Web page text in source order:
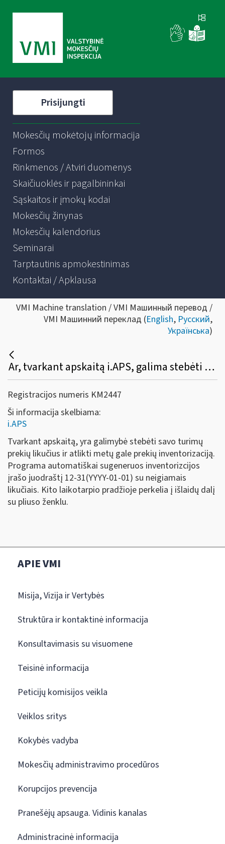
Prisijungti
Mokesčių mokėtojų informacija
Formos
Rinkmenos / Atviri duomenys
Skaičiuoklės ir pagalbininkai
Sąskaitos ir įmokų kodai
Mokesčių žinynas
Mokesčių kalendorius
Seminarai
Tarptautinis apmokestinimas
Kontaktai / Apklausa
VMI Machine translation / VMI Машинный перевод /
VMI Машинний переклад (English, Русский,
Українська)
Ar, tvarkant apskaitą i.APS, galima stebėti savo turimų prekių likučius, metų gale atlikti prekių inventorizaciją?
Registracijos numeris KM2447
Ši informacija skelbiama:
i.APS
Tvarkant apskaitą, yra galimybė stebėti savo turimų
prekių likučius ir atlikti metų gale prekių inventorizaciją.
Programa automatiškai sugeneruos inventorizcijos
įrašo juodraštį 12-31(YYYY-01-01) su neigiamais
likučiais. Kito laikotarpio pradžioje perkelia į išlaidų dalį
su pliuso ženklu.
APIE VMI
Misija, Vizija ir Vertybės
Struktūra ir kontaktinė informacija
Konsultavimasis su visuomene
Teisinė informacija
Peticijų komisijos veikla
Veiklos sritys
Kokybės vadyba
Mokesčių administravimo procedūros
Korupcijos prevencija
Pranešėjų apsauga. Vidinis kanalas
Administracinė informacija